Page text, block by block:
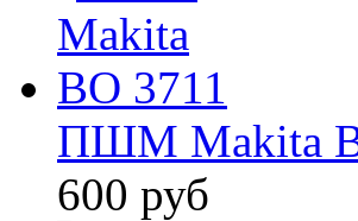
ПШМ Makita
600 руб